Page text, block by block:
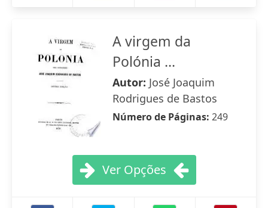
A virgem da
Polónia ...
Autor: José Joaquim
Rodrigues de Bastos
Número de Páginas: 249
Ver Opções